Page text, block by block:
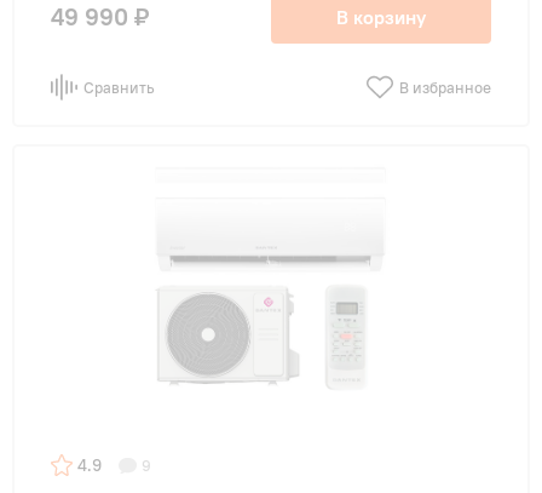
49 990 ₽ В корзину
Сравнить В избранное
4.9 9